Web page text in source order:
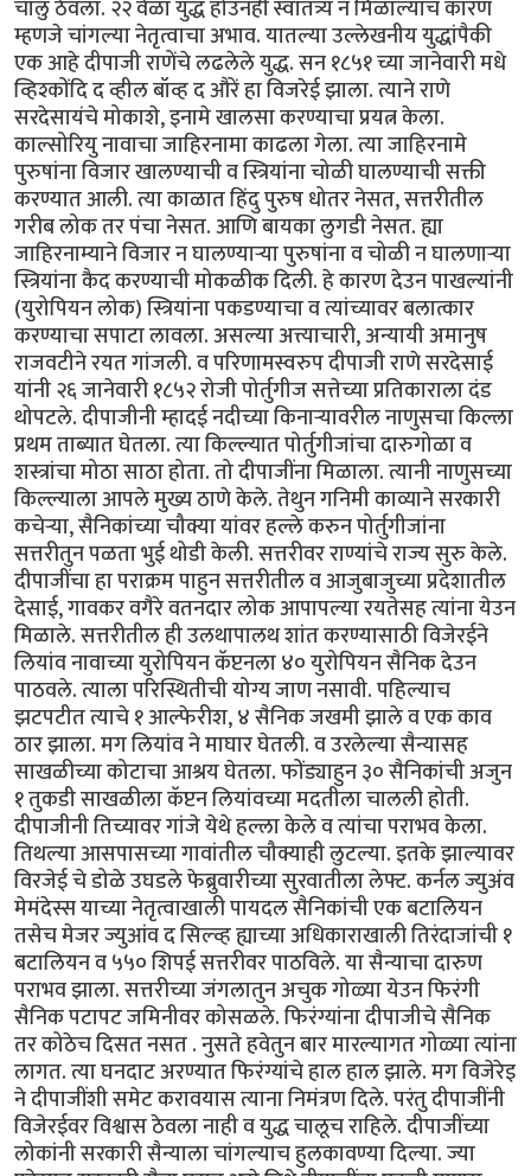
चालु ठेवला. २२ वेळा युद्ध होउनही स्वातंत्र्य न मिळाल्याच कारण
म्हणजे चांगल्या नेतृत्वाचा अभाव. यातल्या उल्लेखनीय युद्धांपैकी
एक आहे दीपाजी राणेंचे लढलेले युद्ध. सन १८५१ च्या जानेवारी मधे
व्हिश्कोंदि द व्हील बॉव्ह द औरें हा विजरेई झाला. त्याने राणे
सरदेसायंचे मोकाशे, इनामे खालसा करण्याचा प्रयत्न केला.
काल्सोरियु नावाचा जाहिरनामा काढला गेला. त्या जाहिरनामे
पुरुषांना विजार खालण्याची व स्त्रियांना चोळी घालण्याची सक्ती
करण्यात आली. त्या काळात हिंदु पुरुष धोतर नेसत, सत्तरीतील
गरीब लोक तर पंचा नेसत. आणि बायका लुगडी नेसत. ह्या
जाहिरनाम्याने विजार न घालण्यार्‍या पुरुषांना व चोळी न घालणार्‍या
स्त्रियांना कैद करण्याची मोकळीक दिली. हे कारण देउन पाखल्यांनी
(युरोपियन लोक) स्त्रियांना पकडण्याचा व त्यांच्यावर बलात्कार
करण्याचा सपाटा लावला. असल्या अत्त्याचारी, अन्यायी अमानुष
राजवटीने रयत गांजली. व परिणामस्वरुप दीपाजी राणे सरदेसाई
यांनी २६ जानेवारी १८५२ रोजी पोर्तुगीज सत्तेच्या प्रतिकाराला दंड
थोपटले. दीपाजीनी म्हादई नदीच्या किनार्‍यावरील नाणुसचा किल्ला
प्रथम ताब्यात घेतला. त्या किल्ल्यात पोर्तुगीजांचा दारुगोळा व
शस्त्रांचा मोठा साठा होता. तो दीपाजींना मिळाला. त्यानी नाणुसच्या
किल्ल्याला आपले मुख्य ठाणे केले. तेथुन गनिमी काव्याने सरकारी
कचेर्‍या, सैनिकांच्या चौक्या यांवर हल्ले करुन पोर्तुगीजांना
सत्तरीतुन पळता भुई थोडी केली. सत्तरीवर राण्यांचे राज्य सुरु केले.
दीपाजींचा हा पराक्रम पाहुन सत्तरीतील व आजुबाजुच्या प्रदेशातील
देसाई, गावकर वगैरे वतनदार लोक आपापल्या रयतेसह त्यांना येउन
मिळाले. सत्तरीतील ही उलथापालथ शांत करण्यासाठी विजेरईने
लियांव नावाच्या युरोपियन कॅप्टनला ४० युरोपियन सैनिक देउन
पाठवले. त्याला परिस्थितीची योग्य जाण नसावी. पहिल्याच
झटपटीत त्याचे १ आल्फेरीश, ४ सैनिक जखमी झाले व एक काव
ठार झाला. मग लियांव ने माघार घेतली. व उरलेल्या सैन्यासह
साखळीच्या कोटाचा आश्रय घेतला. फोंड्याहुन ३० सैनिकांची अजुन
१ तुकडी साखळीला कॅप्टन लियांवच्या मदतीला चालली होती.
दीपाजीनी तिच्यावर गांजे येथे हल्ला केले व त्यांचा पराभव केला.
तिथल्या आसपासच्या गावांतील चौक्याही लुटल्या. इतके झाल्यावर
विरजेई चे डोळे उघडले फेब्रुवारीच्या सुरवातीला लेफ्ट. कर्नल ज्युअंव
मेमंदेस्स याच्या नेतृत्वाखाली पायदल सैनिकांची एक बटालियन
तसेच मेजर ज्युआंव द सिल्व्ह ह्याच्या अधिकाराखाली तिरंदाजांची १
बटालियन व ५५० शिपई सत्तरीवर पाठविले. या सैन्याचा दारुण
पराभव झाला. सत्तरीच्या जंगलातुन अचुक गोळ्या येउन फिरंगी
सैनिक पटापट जमिनीवर कोसळले. फिरंग्यांना दीपाजीचे सैनिक
तर कोठेच दिसत नसत . नुसते हवेतुन बार मारल्यागत गोळ्या त्यांना
लागत. त्या घनदाट अरण्यात फिरंग्यांचे हाल हाल झाले. मग विजेरेइ
ने दीपाजींशी समेट करावयास त्याना निमंत्रण दिले. परंतु दीपाजींनी
विजेरईवर विश्वास ठेवला नाही व युद्ध चालूच राहिले. दीपाजींच्या
लोकांनी सरकारी सैन्याला चांगल्याच हुलकावण्या दिल्या. ज्या